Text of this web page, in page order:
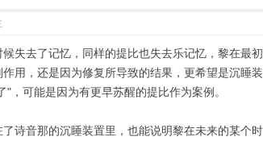
失去了记忆，同样的提比也失去乐记忆，黎在最
用，还是因为修复所导致的结果，更希望是沉睡装
，可能是因为有更早苏醒的提比作为案例。
诗音那的沉睡装置里，也能说明黎在未来的某个